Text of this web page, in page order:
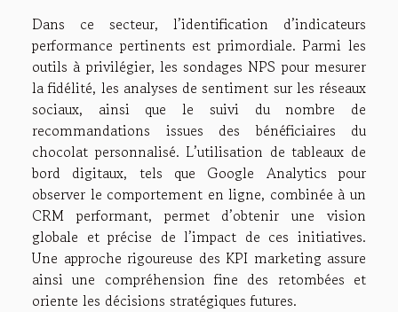
Dans ce secteur, l’identification d’indicateurs
performance pertinents est primordiale. Parmi les
outils à privilégier, les sondages NPS pour mesurer
la fidélité, les analyses de sentiment sur les réseaux
sociaux, ainsi que le suivi du nombre de
recommandations issues des bénéficiaires du
chocolat personnalisé. L’utilisation de tableaux de
bord digitaux, tels que Google Analytics pour
observer le comportement en ligne, combinée à un
CRM performant, permet d’obtenir une vision
globale et précise de l’impact de ces initiatives.
Une approche rigoureuse des KPI marketing assure
ainsi une compréhension fine des retombées et
oriente les décisions stratégiques futures.